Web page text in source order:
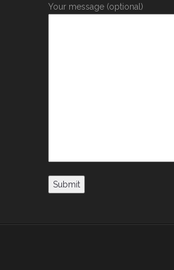
Your message (optional)